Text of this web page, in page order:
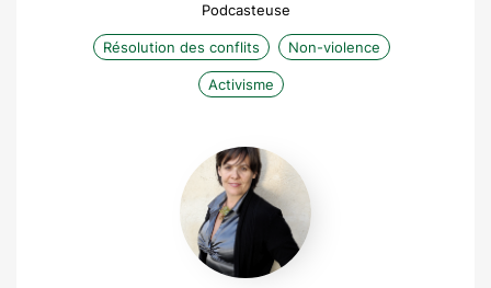
Podcasteuse
Résolution des conflits Non-violence
Activisme
Nathalie
de
Boisgrollier